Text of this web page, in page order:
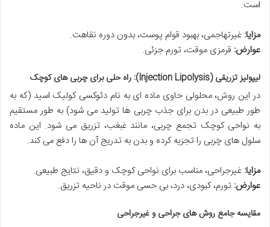
است.
مزایا: غیرتهاجمی، بهبود قوام پوست، بدون دوره نقاهت.
عوارض: قرمزی موقت، تورم جزئی.
لیپولیز تزریقی (Injection Lipolysis): راه حلی برای چربی های کوچک
در این روش، محلولی حاوی ماده ای به نام دئوکسی کولیک اسید (که به
طور طبیعی در بدن برای جذب چربی ها تولید می شود) به طور مستقیم
به نواحی کوچک تجمع چربی، مانند غبغب، تزریق می شود. این ماده
سلول های چربی را تجزیه کرده و بدن به تدریج آن ها را دفع می کند.
مزایا: غیرجراحی، مناسب برای نواحی کوچک و دقیق، نتایج طبیعی.
عوارض: تورم، کبودی، درد، بی حسی موقت در ناحیه تزریق.
مقایسه جامع روش های جراحی و غیرجراحی